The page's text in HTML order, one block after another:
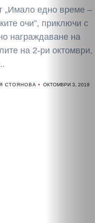
„Имало едно време –
очи”, приключи с
награждаване на
на 2-ри октомври,
СТОЯНОВА ОКТОМВРИ 3, 2019